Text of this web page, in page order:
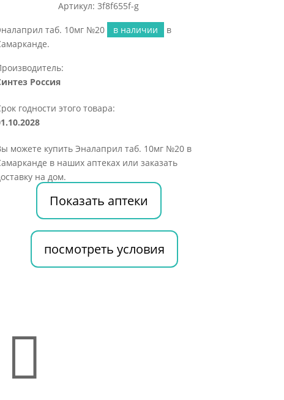
Артикул: 3f8f655f-g
таб. 10мг №20 в наличии
в
Россия
годности этого товара:
можете купить Эналаприл таб. 10мг №20 в
в наших аптеках или заказать
на дом.
Показать аптеки
посмотреть условия
